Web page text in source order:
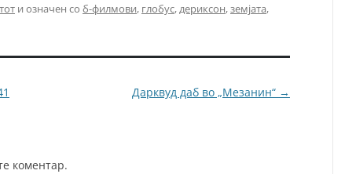
и означен со б-филмови, глобус,дериксон,земјата,
Дарквуд даб во „Мезанин“ →
коментар.